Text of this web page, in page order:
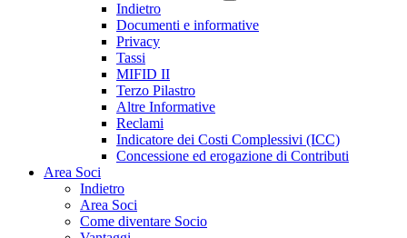
Indietro
Documenti e informative
Privacy
Tassi
MIFID II
Terzo Pilastro
Altre Informative
Reclami
Indicatore dei Costi Complessivi (ICC)
Concessione ed erogazione di Contributi
Area Soci
Indietro
Area Soci
Come diventare Socio